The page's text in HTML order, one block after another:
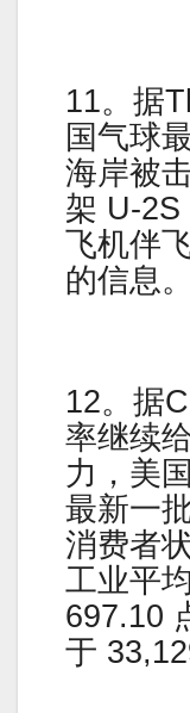
11。据
国气球
海岸被
架 U-2S
飞机伴
的信息。
12。据
率继续
力，美
最新一
消费者
工业平
697.10
于